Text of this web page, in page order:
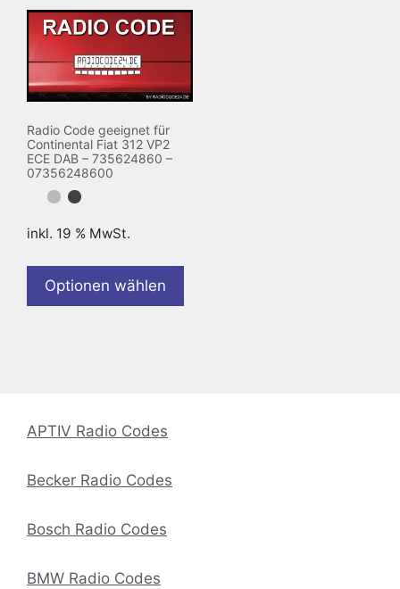
Radio Code geeignet für
Continental Fiat 312 VP2
ECE DAB – 735624860 –
07356248600
inkl. 19 % MwSt.
Optionen wählen
APTIV Radio Codes
Becker Radio Codes
Bosch Radio Codes
BMW Radio Codes